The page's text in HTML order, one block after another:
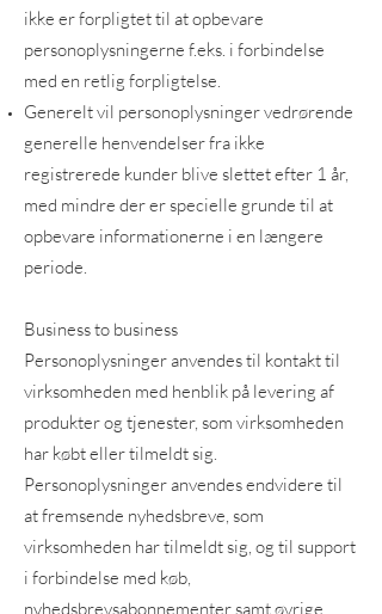
ikke er forpligtet til at opbevare
personoplysningerne f.eks. i forbindelse
med en retlig forpligtelse.
Generelt vil personoplysninger vedrørende
generelle henvendelser fra ikke
registrerede kunder blive slettet efter 1 år,
med mindre der er specielle grunde til at
opbevare informationerne i en længere
periode.
Business to business
Personoplysninger anvendes til kontakt til
virksomheden med henblik på levering af
produkter og tjenester, som virksomheden
har købt eller tilmeldt sig.
Personoplysninger anvendes endvidere til
at fremsende nyhedsbreve, som
virksomheden har tilmeldt sig, og til support
i forbindelse med køb,
nyhedsbrevsabonnementer samt øvrige